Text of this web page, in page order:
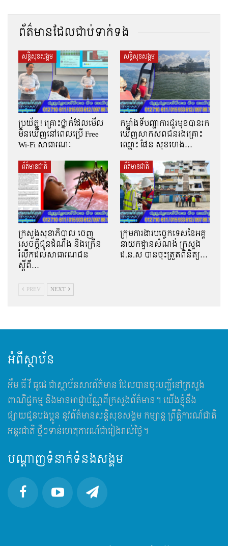
ព័ត៌មានដែលជាប់ទាក់ទង
សន្តិសុខសង្គម
ប្រយ័ត្ន! គ្រោះថ្នាក់ដែលមើល
មិនឃើញនៅពេលប្រើ Free
Wi-Fi សាធារណៈ
សន្តិសុខសង្គម
កម្លាំងទីបញ្ជាការជួរមុខបានរក
ឃើញសាកសពជនរងគ្រោះ
ឈ្មោះ ផែន សុខហេង…
ព័ត៌មានជាតិ
ក្រសួងសុខាភិបាល ចេញ
សេចក្តីជូនដំណឹង និងក្រើន
រំលឹកដល់សាធារណជន
ស្ដីពី…
ព័ត៌មានជាតិ
ក្រុមការងារបច្ចេកទេសនៃអគ្គ
នាយកដ្ឋានសំណង់ ក្រសួង
ដ.ន.ស បានចុះត្រួតពិនិត្យ…
PREV NEXT
អំពីស្ថាប័ន
អឹម​ ធី វី ធូដេ ជាស្ថាប័នសារព័ត៌មាន ដែលបានចុះបញ្ជីនៅក្រសួង
ពាណិជ្ជកម្ម និងមានអាជ្ញាប័ណ្ណពីក្រសួងព័ត៌មាន។ យើងខ្ញុំនឹង
ផ្សាយជូនបងប្អូន នូវព័ត៌មានសន្តិសុខសង្គម កម្សាន្ត ព្រឹត្តិការណ៍ជាតិ
អន្តរជាតិ ថ្មីៗទាន់ហេតុការណ៍ជារៀងរាល់ថ្ងៃ។
បណ្តាញទំនាក់ទំនងសង្គម